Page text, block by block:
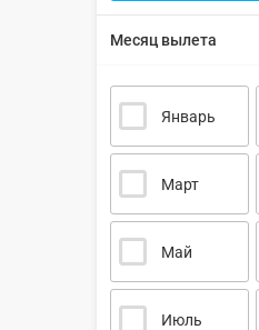
Месяц вылета
Январь
Март
Май
Июль